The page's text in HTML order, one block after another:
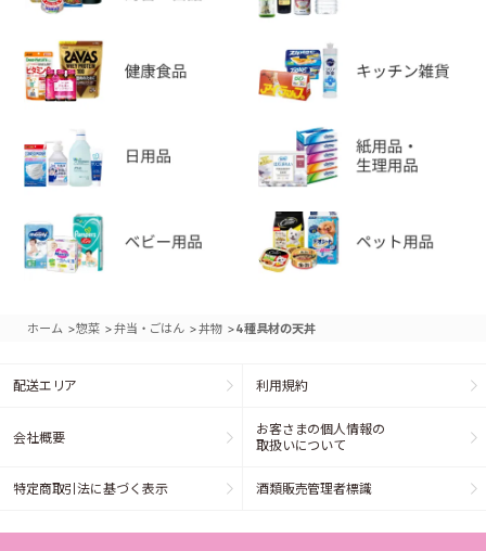
ホーム >惣菜 >弁当・ごはん >丼物 >4種具材の天丼
配送エリア 利用規約
会社概要
お客さまの個人情報の
取扱いについて
特定商取引法に基づく表示 酒類販売管理者標識